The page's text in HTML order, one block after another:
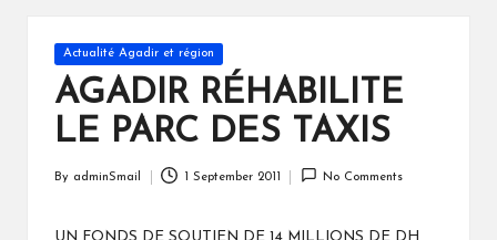
Posted
Actualité Agadir et région
AGADIR RÉHABILITE
LE PARC DES TAXIS
By adminSmail 1 September 2011 No Comments
UN FONDS DE SOUTIEN DE 14 MILLIONS DE DH